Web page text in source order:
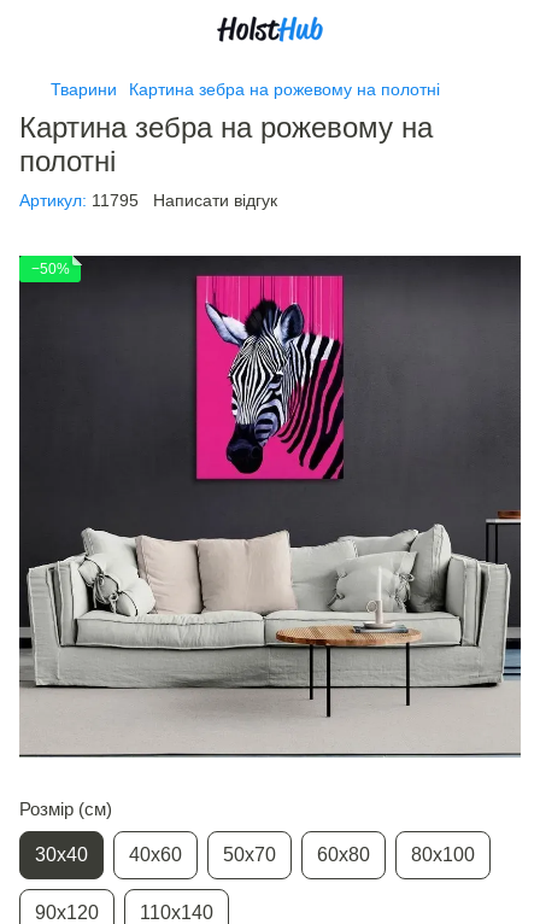
Тварини Картина зебра на рожевому на полотні
Картина зебра на рожевому на
полотні
Артикул: 11795 Написати відгук
−50%
Розмір (см)
30х40 40х60 50х70 60х80 80х100
90х120 110х140